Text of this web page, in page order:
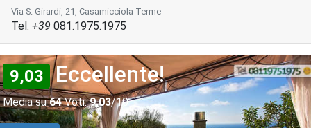
Via S. Girardi, 21, Casamicciola Terme
Tel. +39 081.1975.1975
9,03 Eccellente!
Media su64Voti: 9,03/10